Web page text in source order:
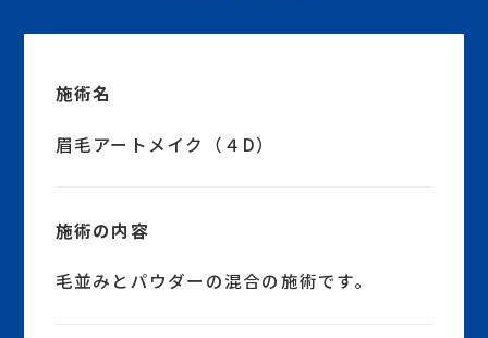
施術名
眉毛アートメイク（４D）
施術の内容
毛並みとパウダーの混合の施術です。